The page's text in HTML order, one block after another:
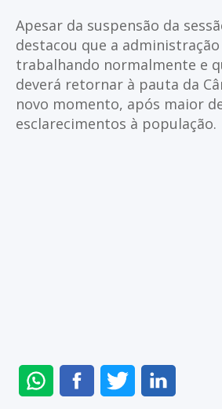
Apesar da suspensão da
destacou que a administração
trabalhando normalmente e
deverá retornar à pauta da
novo momento, após maior
esclarecimentos à população.
ENVIAR
NO
COMPARTILHAR
NO
COMPARTILHAR
NO